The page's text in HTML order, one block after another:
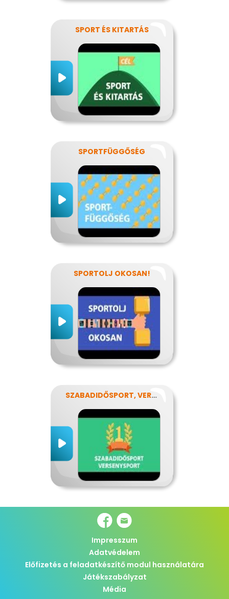
SPORT ÉS KITARTÁS
SPORTFÜGGŐSÉG
SPORTOLJ OKOSAN!
SZABADIDŐSPORT, VERSENYSPORT
Impresszum
Adatvédelem
Előfizetés a feladatkészítő modul használatára
Játékszabályzat
Média